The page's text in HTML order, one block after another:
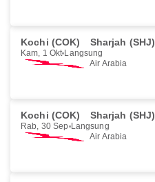
Kochi (COK) Sharjah (SHJ)
Kam, 1 Okt Langsung
Air Arabia
Kochi (COK) Sharjah (SHJ)
Rab, 30 Sep Langsung
Air Arabia